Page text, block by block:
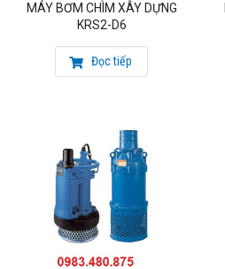
MÁY BƠM CHÌM XÂY DỰNG
KRS2-D6
Đọc tiếp